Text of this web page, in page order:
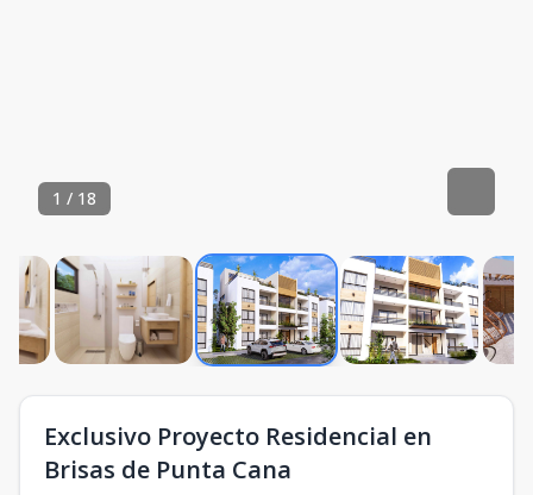
1 / 18
Exclusivo Proyecto Residencial en
Brisas de Punta Cana